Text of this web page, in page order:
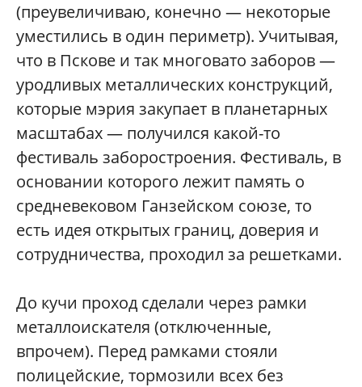
(преувеличиваю, конечно — некоторые
уместились в один периметр). Учитывая,
что в Пскове и так многовато заборов —
уродливых металлических конструкций,
которые мэрия закупает в планетарных
масштабах — получился какой-то
фестиваль заборостроения. Фестиваль, в
основании которого лежит память о
средневековом Ганзейском союзе, то
есть идея открытых границ, доверия и
сотрудничества, проходил за решетками.
До кучи проход сделали через рамки
металлоискателя (отключенные,
впрочем). Перед рамками стояли
полицейские, тормозили всех без